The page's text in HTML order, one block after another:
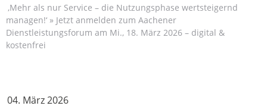
‚Mehr als nur Service – die Nutzungsphase wertsteigernd
managen!‘ » Jetzt anmelden zum Aachener
Dienstleistungsforum am Mi., 18. März 2026 – digital &
kostenfrei
04. März 2026